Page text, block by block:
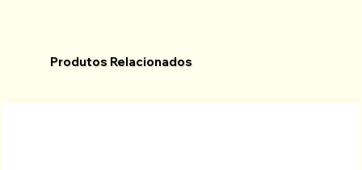
Produtos Relacionados